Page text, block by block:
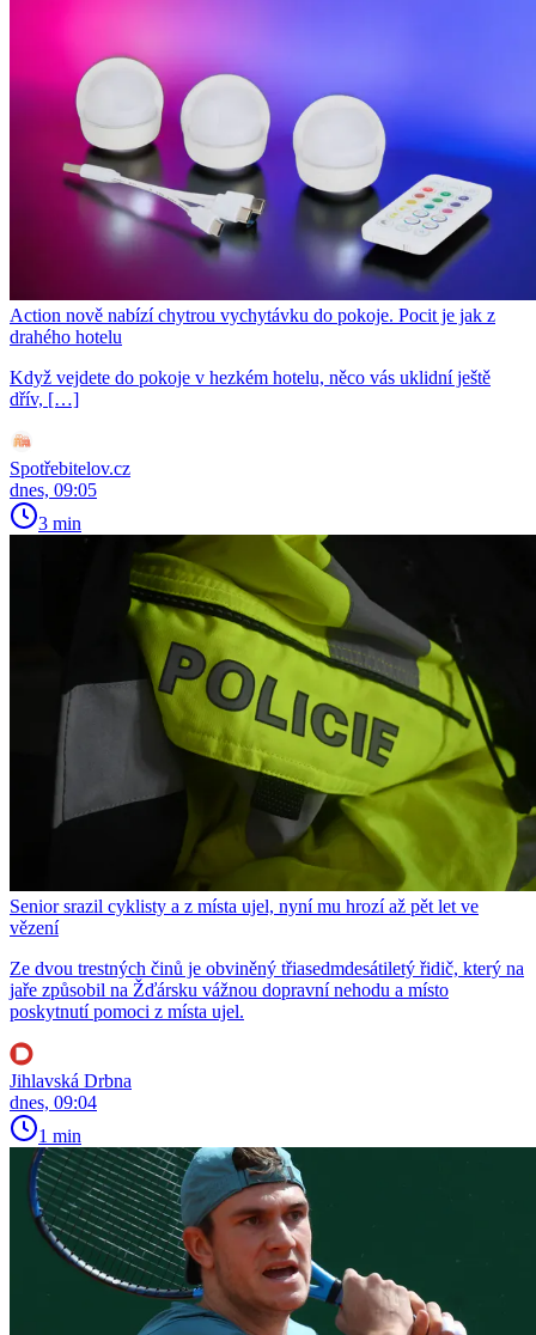
Action nově nabízí chytrou vychytávku do pokoje. Pocit je jak z
drahého hotelu
Když vejdete do pokoje v hezkém hotelu, něco vás uklidní ještě
dřív, […]
Spotřebitelov.cz
dnes, 09:05
3 min
Senior srazil cyklisty a z místa ujel, nyní mu hrozí až pět let ve
vězení
Ze dvou trestných činů je obviněný třiasedmdesátiletý řidič, který na
jaře způsobil na Žďársku vážnou dopravní nehodu a místo
poskytnutí pomoci z místa ujel.
Jihlavská Drbna
dnes, 09:04
1 min